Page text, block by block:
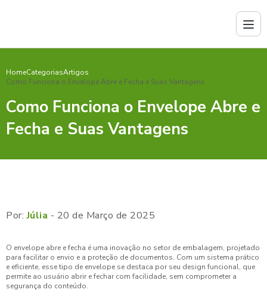
HomeCategoriasArtigos
Como Funciona o Envelope Abre e Fecha e Suas Vantagens
Como Funciona o Envelope Abre e
Fecha e Suas Vantagens
Por:Júlia - 20 de Março de 2025
O envelope abre e fecha é uma inovação no setor de embalagem, projetado
para facilitar o envio e a proteção de documentos. Com um sistema prático
e eficiente, esse tipo de envelope se destaca por seu design funcional, que
permite ao usuário abrir e fechar com facilidade, sem comprometer a
segurança do conteúdo.